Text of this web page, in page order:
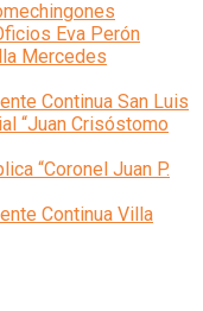
Eva Perón
Mercedes
Continua San Luis
“Juan Crisóstomo
“Coronel Juan P.
Continua Villa